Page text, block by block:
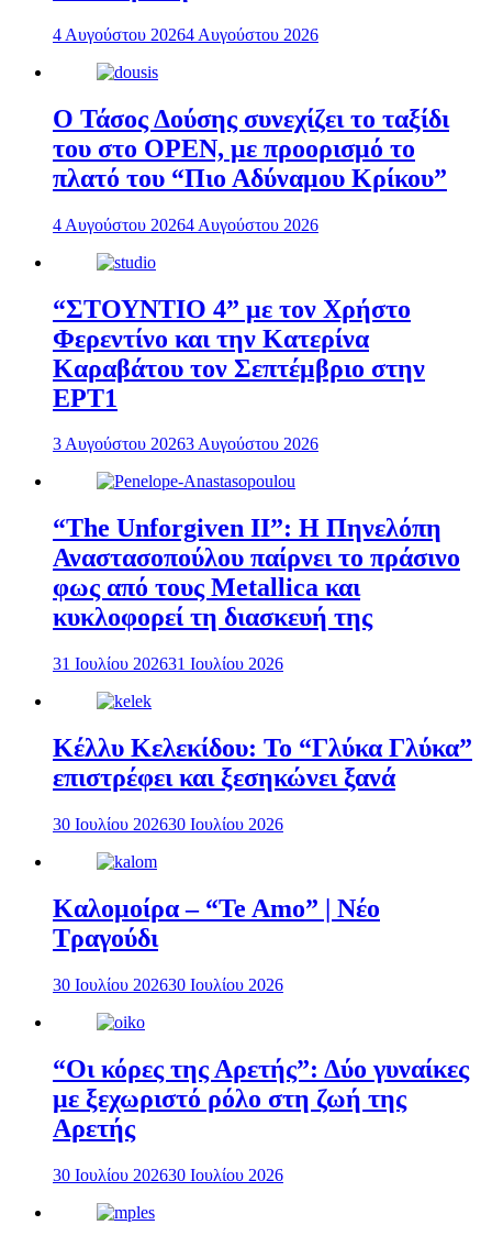
4 Αυγούστου 20264 Αυγούστου 2026
Ο Τάσος Δούσης συνεχίζει το ταξίδι
του στο OPEN, με προορισμό το
πλατό του “Πιο Αδύναμου Κρίκου”
4 Αυγούστου 20264 Αυγούστου 2026
“ΣΤΟΥΝΤΙΟ 4” με τον Χρήστο
Φερεντίνο και την Κατερίνα
Καραβάτου τον Σεπτέμβριο στην
ΕΡΤ1
3 Αυγούστου 20263 Αυγούστου 2026
“The Unforgiven II”: Η Πηνελόπη
Αναστασοπούλου παίρνει το πράσινο
φως από τους Metallica και
κυκλοφορεί τη διασκευή της
31 Ιουλίου 202631 Ιουλίου 2026
Κέλλυ Κελεκίδου: Το “Γλύκα Γλύκα”
επιστρέφει και ξεσηκώνει ξανά
30 Ιουλίου 202630 Ιουλίου 2026
Καλομοίρα – “Te Amo” | Νέο
Τραγούδι
30 Ιουλίου 202630 Ιουλίου 2026
“Οι κόρες της Αρετής”: Δύο γυναίκες
με ξεχωριστό ρόλο στη ζωή της
Αρετής
30 Ιουλίου 202630 Ιουλίου 2026